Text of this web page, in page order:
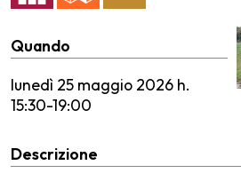
Quando
lunedì 25 maggio 2026 h.
15:30-19:00
Descrizione